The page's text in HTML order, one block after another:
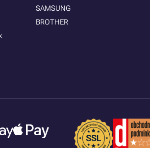
SAMSUNG
BROTHER